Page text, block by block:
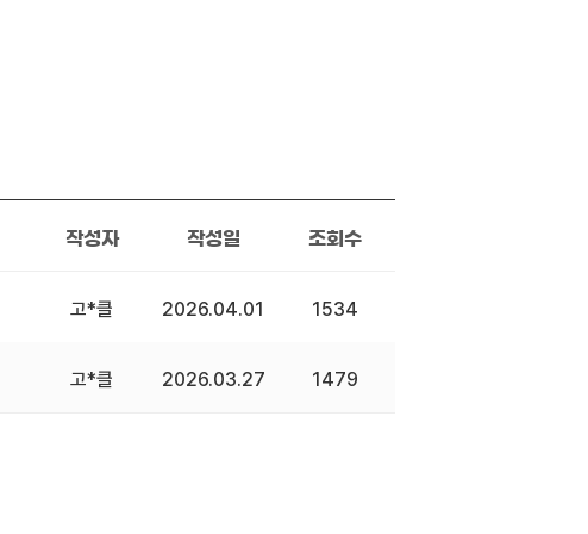
작성자 작성일 조회수
고*클 2026.04.01 1534
고*클 2026.03.27 1479